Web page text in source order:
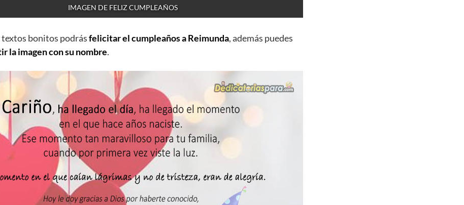
IMAGEN DE FELIZ CUMPLEAÑOS
textos bonitos podrásfelicitar el cumpleaños a Reimunda, además puedes
la imagen con su nombre.